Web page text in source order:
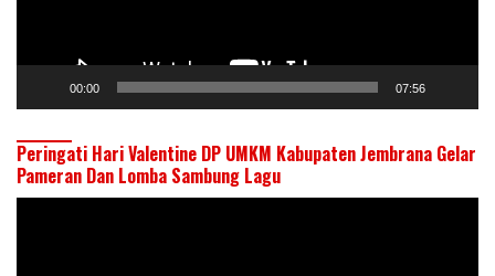
00:00 07:56
Peringati Hari Valentine DP UMKM Kabupaten Jembrana Gelar
Pameran Dan Lomba Sambung Lagu